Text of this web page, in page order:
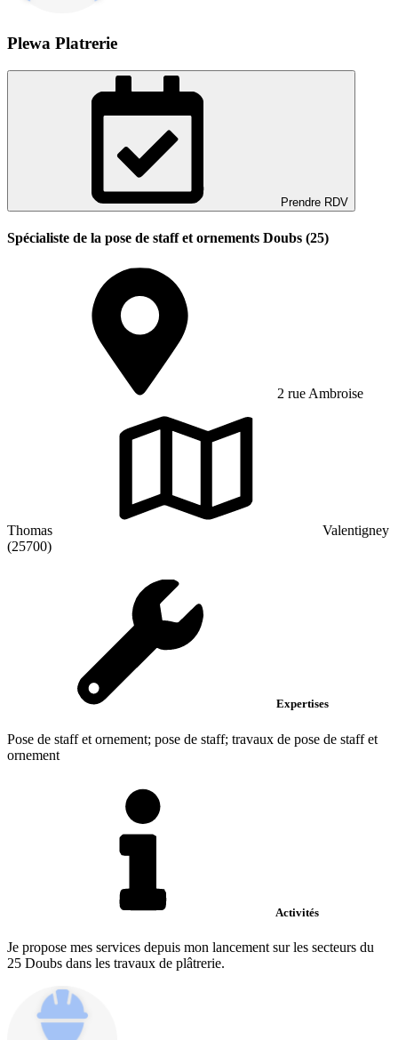
Plewa Platrerie
Prendre RDV
Spécialiste de la pose de staff et ornements Doubs (25)
2 rue Ambroise
Thomas
Valentigney
(25700)
Expertises
Pose de staff et ornement; pose de staff; travaux de pose de staff et
ornement
Activités
Je propose mes services depuis mon lancement sur les secteurs du
25 Doubs dans les travaux de plâtrerie.